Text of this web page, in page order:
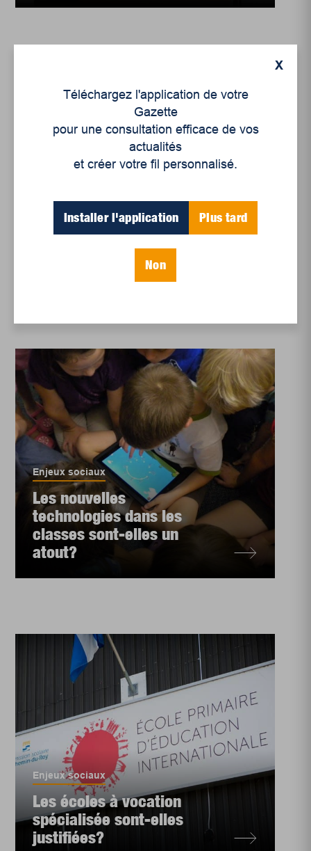
Enjeux sociaux
Un système scolaire
Enjeux sociaux
Les nouvelles
technologies dans les
classes sont-elles un
atout?
Enjeux sociaux
Les écoles à vocation
spécialisée sont-elles
justifiées?
X
Téléchargez l'application de votre
Gazette
pour une consultation efficace de vos
actualités
et créer votre fil personnalisé.
Installer l'application Plus tard
Non